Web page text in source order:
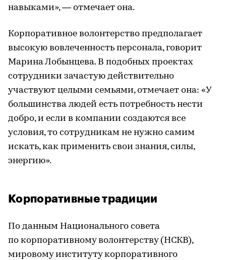
навыками», — отмечает она.
Корпоративное волонтерство предполагает
высокую вовлеченность персонала, говорит
Марина Лобынцева. В подобных проектах
сотрудники зачастую действительно
участвуют целыми семьями, отмечает она: «У
большинства людей есть потребность нести
добро, и если в компании создаются все
условия, то сотрудникам не нужно самим
искать, как применить свои знания, силы,
энергию».
Корпоративные традиции
По данным Национального совета
по корпоративному волонтерству (НСКВ),
мировому институту корпоративного